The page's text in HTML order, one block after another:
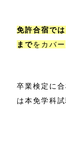
免許合宿で
までをカバー
卒業検定に
は本免学科